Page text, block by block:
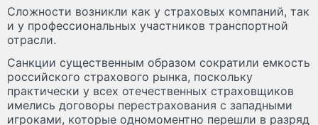
Сложности возникли как у страховых компаний, так
и у профессиональных участников транспортной
отрасли.
Санкции существенным образом сократили емкость
российского страхового рынка, поскольку
практически у всех отечественных страховщиков
имелись договоры перестрахования с западными
игроками, которые одномоментно перешли в разряд